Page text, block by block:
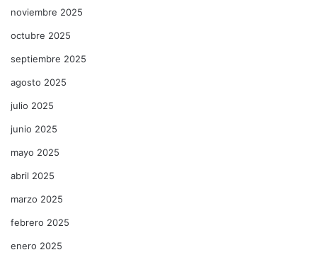
noviembre 2025
octubre 2025
septiembre 2025
agosto 2025
julio 2025
junio 2025
mayo 2025
abril 2025
marzo 2025
febrero 2025
enero 2025